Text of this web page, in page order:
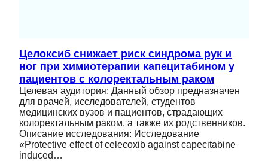
Целоксиб снижает риск синдрома рук и
ног при химиотерапии капецитабином у
пациентов с колоректальным раком
Целевая аудитория: Данный обзор предназначен
для врачей, исследователей, студентов
медицинских вузов и пациентов, страдающих
колоректальным раком, а также их родственников.
Описание исследования: Исследование
«Protective effect of celecoxib against capecitabine
induced…